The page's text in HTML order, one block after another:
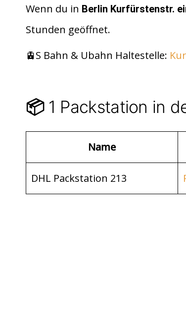
d
di
at
s
p
le
n
Wenn du in Berlin Kurfürstenstr.
Stunden geöffnet.
🚊S Bahn & Ubahn Haltestelle:
📦1 Packstation in
Name
DHL Packstation 213